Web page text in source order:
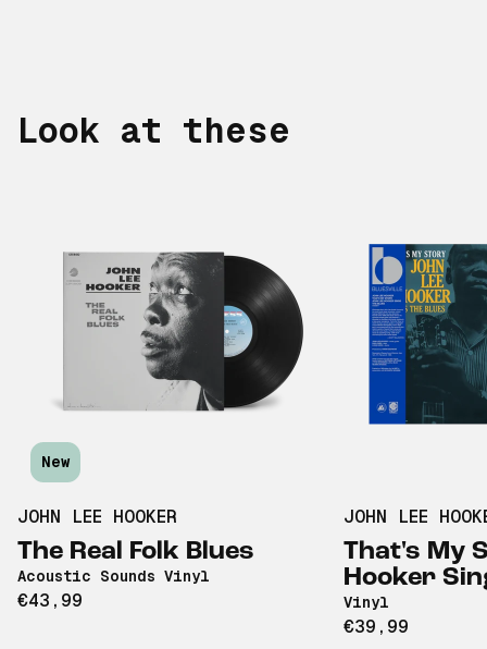
Look at these
New
JOHN LEE HOOKER
The Real Folk Blues
Acoustic Sounds Vinyl
€43,99
JOHN LEE
That's My
Hooker
Vinyl
€39,99